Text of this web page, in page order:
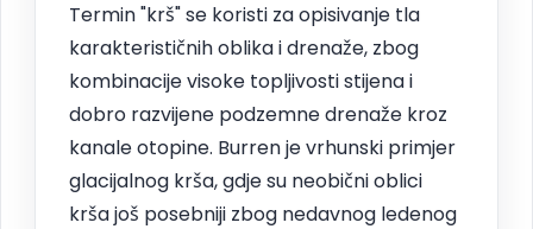
Termin "krš" se koristi za opisivanje tla
karakterističnih oblika i drenaže, zbog
kombinacije visoke topljivosti stijena i
dobro razvijene podzemne drenaže kroz
kanale otopine. Burren je vrhunski primjer
glacijalnog krša, gdje su neobični oblici
krša još posebniji zbog nedavnog ledenog